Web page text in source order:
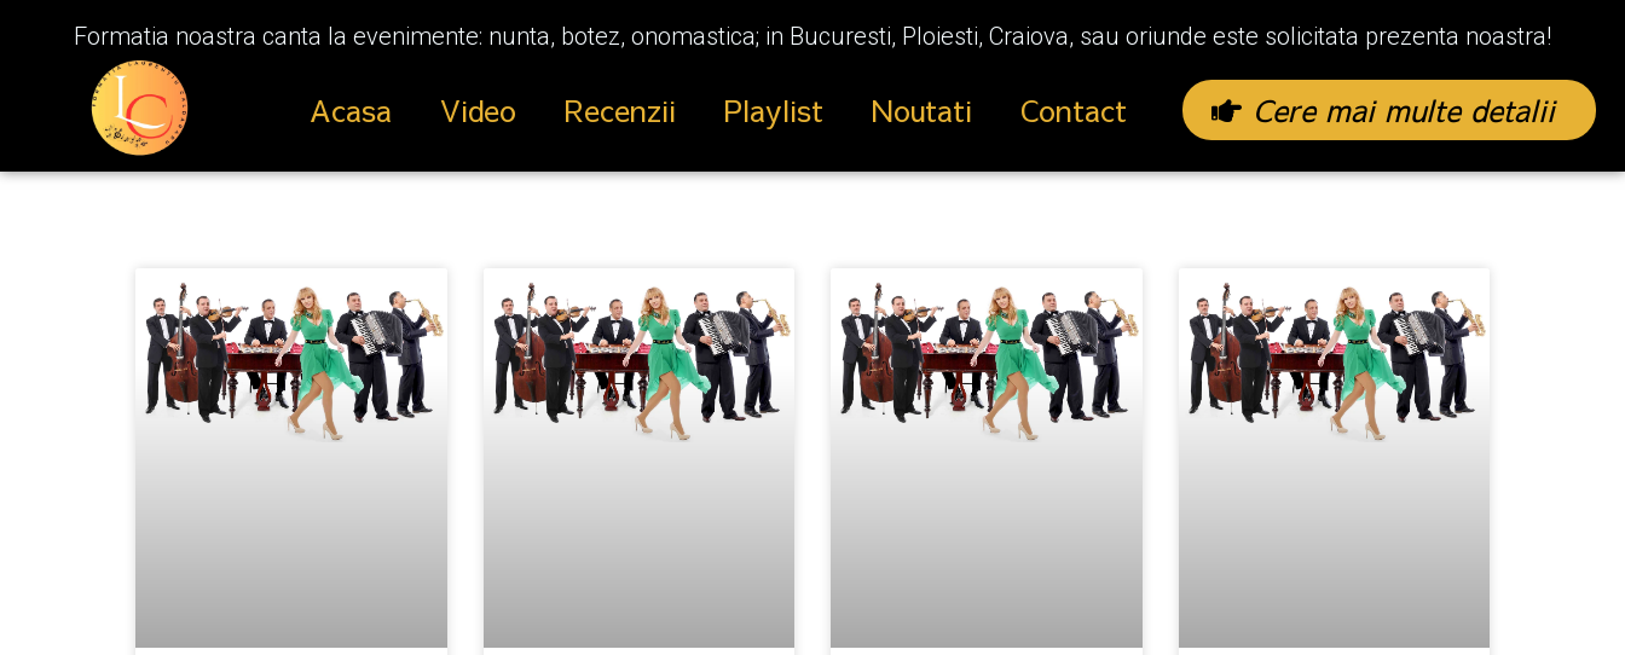
Formatia noastra canta la evenimente: nunta, botez, onomastica; in Bucuresti, Ploiesti, Craiova, sau oriunde este solicitata prezenta noastra!
Acasa Video Recenzii Playlist Noutati Contact Cere mai multe detalii